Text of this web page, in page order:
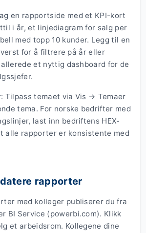
en rapportside med et KPI-kort
i år, et linjediagram for salg per
med topp 10 kunder. Legg til en
for å filtrere på år eller
et nyttig dashboard for de
Tilpass temaet via Vis → Temaer
tema. For norske bedrifter med
last inn bedriftens HEX-
alle rapporter er konsistente med
rapporter
med kolleger publiserer du fra
BI Service (powerbi.com). Klikk
et arbeidsrom. Kollegene dine